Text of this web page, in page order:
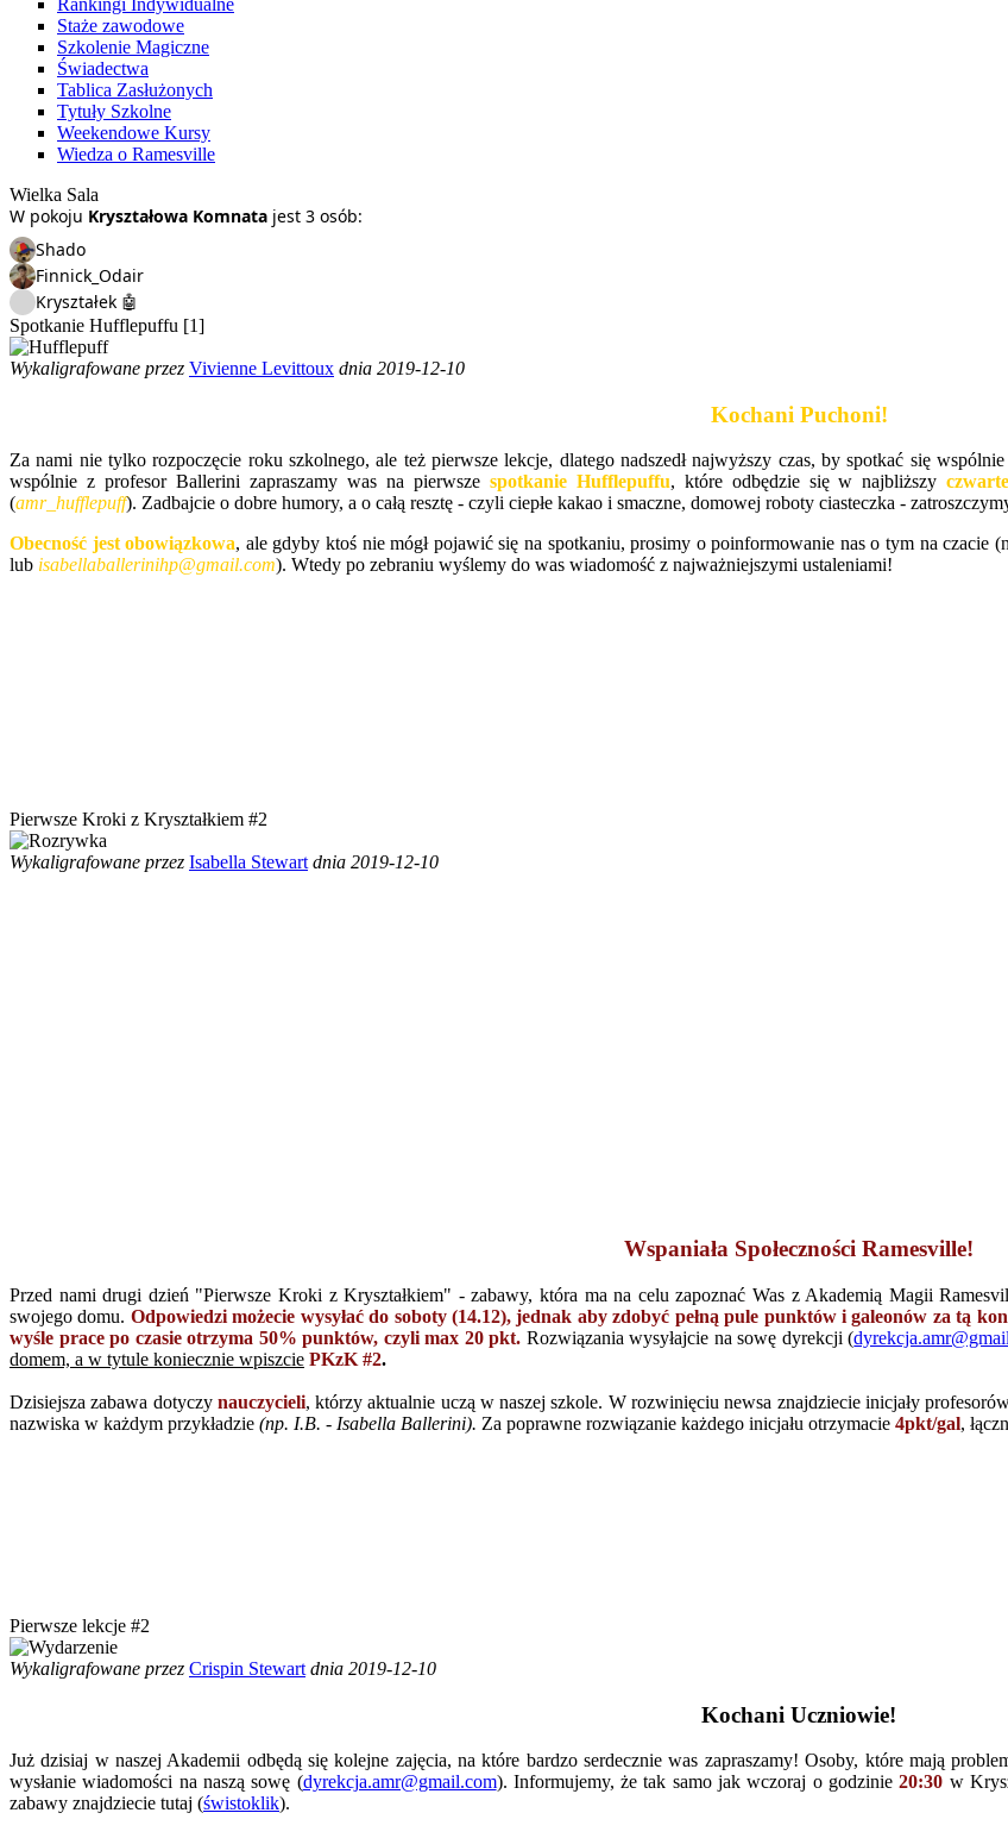
Rankingi Indywidualne
Staże zawodowe
Szkolenie Magiczne
Świadectwa
Tablica Zasłużonych
Tytuły Szkolne
Weekendowe Kursy
Wiedza o Ramesville
Wielka Sala
W pokoju Kryształowa Komnata jest 3 osób:
Shado
Finnick_Odair
Kryształek 🤖
Spotkanie Hufflepuffu [1]
Wykaligrafowane przez Vivienne Levittoux dnia 2019-12-10
Kochani Puchoni!
Za nami nie tylko rozpoczęcie roku szkolnego, ale też pierwsze lekcje, dlatego nadszedł najwyższy czas, by spotkać się
wspólnie z profesor Ballerini zapraszamy was na pierwsze spotkanie Hufflepuffu, które odbędzie się w najbliższy
(amr_hufflepuff). Zadbajcie o dobre humory, a o całą resztę - czyli ciepłe kakao i smaczne, domowej roboty ciasteczka -
Obecność jest obowiązkowa, ale gdyby ktoś nie mógł pojawić się na spotkaniu, prosimy o poinformowanie nas o tym na czacie
lub isabellaballerinihp@gmail.com). Wtedy po zebraniu wyślemy do was wiadomość z najważniejszymi ustaleniami!
Pierwsze Kroki z Kryształkiem #2
Wykaligrafowane przez Isabella Stewartdnia 2019-12-10
Wspaniała Społeczności Ramesville!
Przed nami drugi dzień "Pierwsze Kroki z Kryształkiem" - zabawy, która ma na celu zapoznać Was z Akademią Magii
swojego domu. Odpowiedzi możecie wysyłać do soboty (14.12), jednak aby zdobyć pełną pule punktów i galeonów za tą
wyśle prace po czasie otrzyma 50% punktów, czyli max 20 pkt. Rozwiązania wysyłajcie na sowę dyrekcji (
domem, a w tytule koniecznie wpiszcie PKzK #2.
Dzisiejsza zabawa dotyczy nauczycieli, którzy aktualnie uczą w naszej szkole. W rozwinięciu newsa znajdziecie inicjały
nazwiska w każdym przykładzie (np. I.B. - Isabella Ballerini). Za poprawne rozwiązanie każdego inicjału otrzymacie 4pkt/gal,
Pierwsze lekcje #2
Wykaligrafowane przez Crispin Stewart dnia 2019-12-10
Kochani Uczniowie!
Już dzisiaj w naszej Akademii odbędą się kolejne zajęcia, na które bardzo serdecznie was zapraszamy! Osoby, które mają
wysłanie wiadomości na naszą sowę (dyrekcja.amr@gmail.com). Informujemy, że tak samo jak wczoraj o godzinie20:30 w
zabawy znajdziecie tutaj (świstoklik).